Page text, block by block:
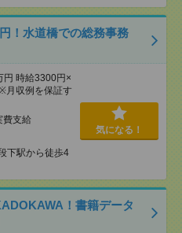
！水道橋での総務事務
時給3300円×
月収例を保証す
費支給
下駅から徒歩4
気になる！
！書籍データ